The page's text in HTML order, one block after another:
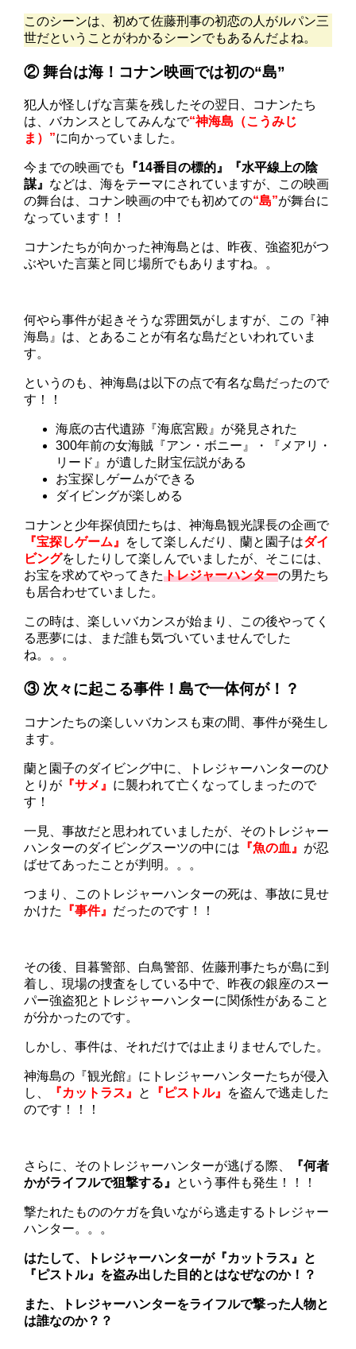
このシーンは、初めて佐藤刑事の初恋の人がルパン三
世だということがわかるシーンでもあるんだよね。
② 舞台は海！コナン映画では初の“島”
犯人が怪しげな言葉を残したその翌日、コナンたち
は、バカンスとしてみんなで“神海島（こうみじ
ま）”に向かっていました。
今までの映画でも
『14番目の標的』『水平線上の陰
謀』 などは、海をテーマにされていますが、この映画
の舞台は、コナン映画の中でも初めての“島”が舞台に
なっています！！
コナンたちが向かった神海島とは、昨夜、強盗犯がつ
ぶやいた言葉と同じ場所でもありますね。。
何やら事件が起きそうな雰囲気がしますが、この『神
海島』は、とあることが有名な島だといわれていま
す。
というのも、神海島は以下の点で有名な島だったので
す！！
海底の古代遺跡『海底宮殿』が発見された
300年前の女海賊『アン・ボニー』・『メアリ・
リード』が遺した財宝伝説がある
お宝探しゲームができる
ダイビングが楽しめる
コナンと少年探偵団たちは、神海島観光課長の企画で
『宝探しゲーム』 をして楽しんだり、蘭と園子はダイ
ビングをしたりして楽しんでいましたが、そこには、
お宝を求めてやってきたトレジャーハンターの男たち
も居合わせていました。
この時は、楽しいバカンスが始まり、この後やってく
る悪夢には、まだ誰も気づいていませんでした
ね。。。
③ 次々に起こる事件！島で一体何が！？
コナンたちの楽しいバカンスも束の間、事件が発生し
ます。
蘭と園子のダイビング中に、トレジャーハンターのひ
とりが 『サメ』 に襲われて亡くなってしまったので
す！
一見、事故だと思われていましたが、そのトレジャー
ハンターのダイビングスーツの中には 『魚の血』 が忍
ばせてあったことが判明。。。
つまり、このトレジャーハンターの死は、事故に見せ
かけた
『事件』 だったのです！！
その後、目暮警部、白鳥警部、佐藤刑事たちが島に到
着し、現場の捜査をしている中で、昨夜の銀座のスー
パー強盗犯とトレジャーハンターに関係性があること
が分かったのです。
しかし、事件は、それだけでは止まりませんでした。
神海島の『観光館』にトレジャーハンターたちが侵入
し、
『カットラス』 と 『ピストル』 を盗んで逃走した
のです！！！
さらに、そのトレジャーハンターが逃げる際、
『何者
かがライフルで狙撃する』 という事件も発生！！！
撃たれたもののケガを負いながら逃走するトレジャー
ハンター。。。
はたして、トレジャーハンターが『カットラス』 と
『ピストル』 を盗み出した目的とはなぜなのか！？
また、トレジャーハンターをライフルで撃った人物と
は誰なのか？？